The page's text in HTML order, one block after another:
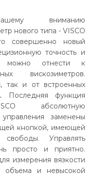
вниманию
нового типа - VISCO
совершенно новый
точность и
можно отнести к
вискозиметров.
так и от встроенных
Последняя функция
абсолютную
заменены
кнопкой, имеющей
свободы. Управлять
просто и приятно.
измерения вязкости
объема и невысокой